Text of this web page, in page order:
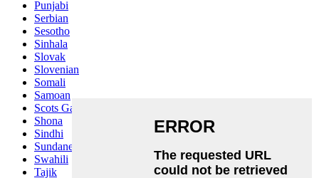
Punjabi
Serbian
Sesotho
Sinhala
Slovak
Slovenian
Somali
Samoan
Scots Gaelic
Shona
Sindhi
Sundanese
Swahili
Tajik